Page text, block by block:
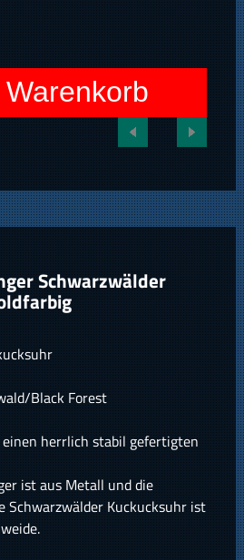
Warenkorb
Schwarzwälder
Black Forest
herrlich stabil gefertigten
ist aus Metall und die
Schwarzwälder Kuckucksuhr ist